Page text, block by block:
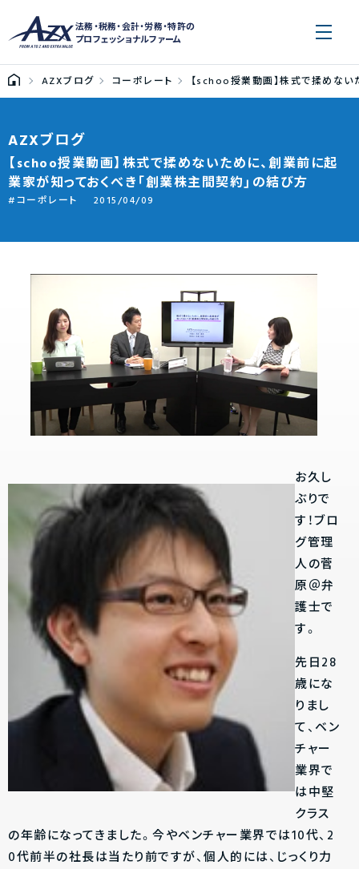
法務・税務・会計・労務・特許の
プロフェッショナルファーム
AZXブログ コーポレート 【schoo授業動画】株式で揉めない
AZXブログ
【schoo授業動画】株式で揉めないために、創業前に起
業家が知っておくべき「創業株主間契約」の結び方
コーポレート 2015/04/09
お久し
ぶりで
す！ブロ
グ管理
人の菅
原＠弁
護士で
す。
先日28
歳にな
りまし
て、ベン
チャー
業界で
は中堅
クラス
の年齢になってきました。今やベンチャー業界では10代、2
0代前半の社長は当たり前ですが、個人的には、じっくり力